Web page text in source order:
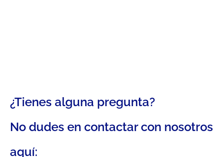
¿Tienes alguna pregunta?
No dudes en contactar con nosotros
aquí: